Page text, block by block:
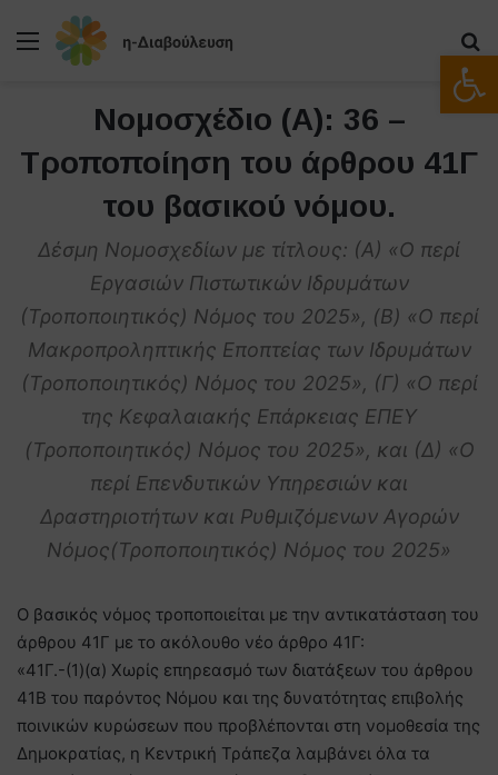
Μενού
Νομοσχέδιο (Α): 36 –
Τροποποίηση του άρθρου 41Γ
του βασικού νόμου.
Δέσμη Νομοσχεδίων με τίτλους: (Α) «O περί
Εργασιών Πιστωτικών Ιδρυμάτων
(Τροποποιητικός) Νόμος του 2025», (B) «O περί
Μακροπροληπτικής Εποπτείας των Ιδρυμάτων
(Τροποποιητικός) Νόμος του 2025», (Γ) «O περί
της Κεφαλαιακής Επάρκειας ΕΠΕΥ
(Τροποποιητικός) Νόμος του 2025», και (Δ) «Ο
περί Επενδυτικών Υπηρεσιών και
Δραστηριοτήτων και Ρυθμιζόμενων Αγορών
Νόμος(Τροποποιητικός) Νόμος του 2025»
Ο βασικός νόμος τροποποιείται με την αντικατάσταση του
άρθρου 41Γ με το ακόλουθο νέο άρθρο 41Γ:
«41Γ.-(1)(α) Χωρίς επηρεασμό των διατάξεων του άρθρου
41Β του παρόντος Νόμου και της δυνατότητας επιβολής
ποινικών κυρώσεων που προβλέπονται στη νομοθεσία της
Δημοκρατίας, η Κεντρική Τράπεζα λαμβάνει όλα τα